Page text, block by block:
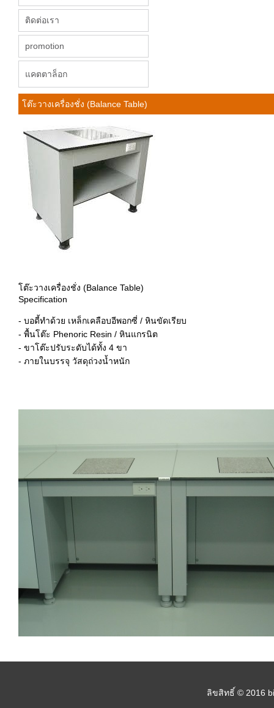
ติดต่อเรา
promotion
แคตตาล็อก
โต๊ะวางเครื่องชั่ง (Balance Table)
โต๊ะวางเครื่องชั่ง (Balance Table)
Specification
- บอดี้ทำด้วย เหล็กเคลือบอีพอกซี่ / หินขัดเรียบ
- พื้นโต๊ะ Phenoric Resin / หินแกรนิต
- ขาโต๊ะปรับระดับได้ทั้ง 4 ขา
- ภายในบรรจุ วัสดุถ่วงน้ำหนัก
ลิขสิทธิ์ © 2016